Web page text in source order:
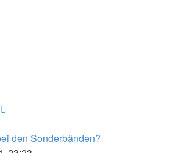
den Sonderbänden?